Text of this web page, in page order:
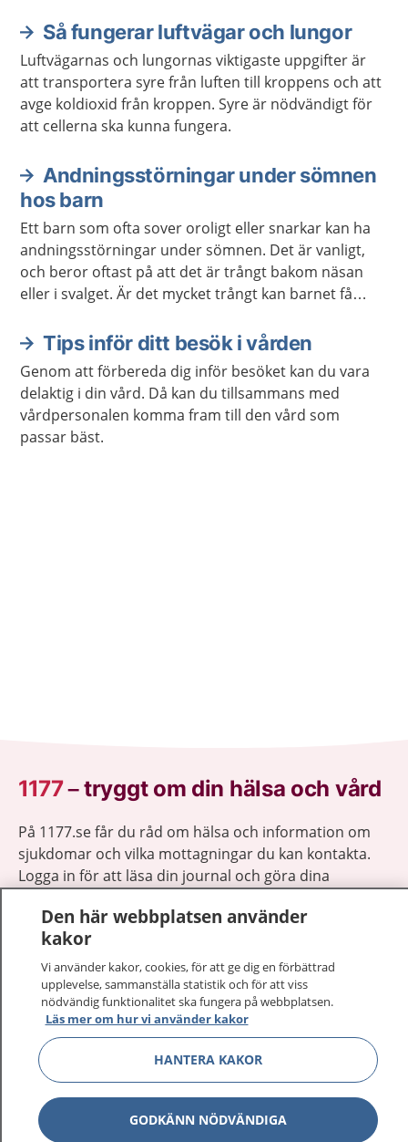
Så fungerar luftvägar och lungor
Luftvägarnas och lungornas viktigaste uppgifter är
att transportera syre från luften till kroppens och att
avge koldioxid från kroppen. Syre är nödvändigt för
att cellerna ska kunna fungera.
Andningsstörningar under sömnen
hos barn
Ett barn som ofta sover oroligt eller snarkar kan ha
andningsstörningar under sömnen. Det är vanligt,
och beror oftast på att det är trångt bakom näsan
eller i svalget. Är det mycket trångt kan barnet få
en operation.
Tips inför ditt besök i vården
Genom att förbereda dig inför besöket kan du vara
delaktig i din vård. Då kan du tillsammans med
vårdpersonalen komma fram till den vård som
passar bäst.
1177–tryggt om din hälsa och vård
På 1177.se får du råd om hälsa och information om
sjukdomar och vilka mottagningar du kan kontakta.
Logga in för att läsa din journal och göra dina
sjukvårdsrådgivning dygnet runt.
1177 ger dig råd när du vill må bättre.
1177 på flera språk Visa
Om 1177 Visa
Den här webbplatsen använder
kakor
Vi använder kakor, cookies, för att ge dig en förbättrad
upplevelse, sammanställa statistik och för att viss
nödvändig funktionalitet ska fungera på webbplatsen.
Läs mer om hur vi använder kakor
HANTERA KAKOR
GODKÄNN NÖDVÄNDIGA